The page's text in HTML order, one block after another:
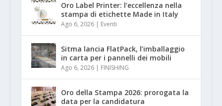
Oro Label Printer: l’eccellenza nella
stampa di etichette Made in Italy
Ago 6, 2026| Eventi
Sitma lancia FlatPack, l’imballaggio
in carta per i pannelli dei mobili
Ago 6, 2026| FINISHING
Oro della Stampa 2026: prorogata la
data per la candidatura